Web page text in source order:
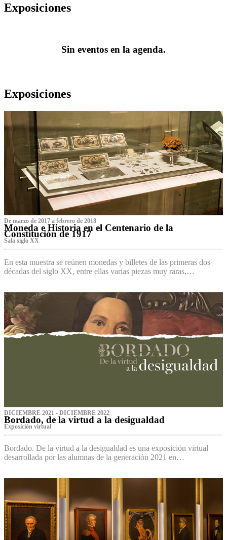
Exposiciones
Sin eventos en la agenda.
Exposiciones
De marzo de 2017 a febrero de 2018
Moneda e Historia en el Centenario de la
Constitución de 1917
Sala siglo XX
En esta muestra se reúnen monedas y billetes de las primeras dos
décadas del siglo XX, entre ellas varias piezas muy raras,…
DICIEMBRE 2021 - DICIEMBRE 2022
Bordado, de la virtud a la desigualdad
Exposición virtual‌
Bordado. De la virtud a la desigualdad es una exposición virtual
desarrollada por las alumnas de la generación 2021 en…